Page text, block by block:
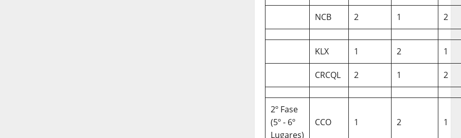
NCB 2 1 2
KLX 1 2 1
CRCQL 2 1 2
2º Fase
(5º - 6º
Lugares)
CCO 1 2 1